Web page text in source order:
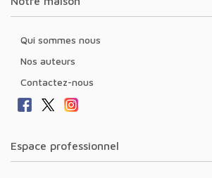
Qui sommes nous
Nos auteurs
Contactez-nous
Espace professionnel